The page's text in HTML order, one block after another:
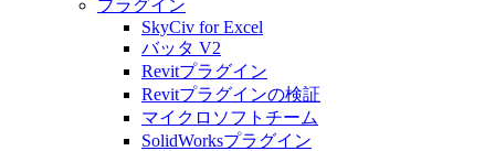
プラグイン
SkyCiv for Excel
バッタ V2
Revitプラグイン
Revitプラグインの検証
マイクロソフトチーム
SolidWorksプラグイン